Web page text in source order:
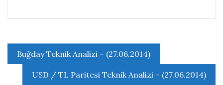
Yazı
gezinmesi
Buğday Teknik Analizi – (27.06.2014)
USD / TL Paritesi Teknik Analizi – (27.06.2014)